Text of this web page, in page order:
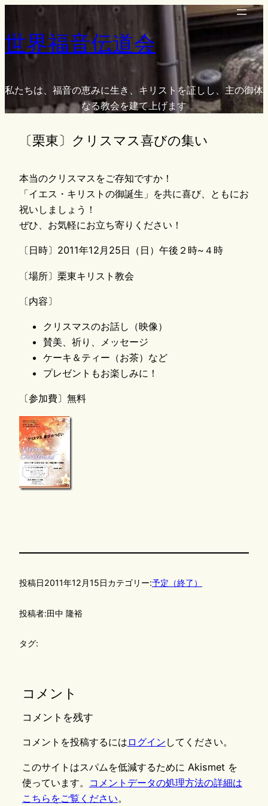
を
ッ
世界福音伝道会
私たちは、福音の恵みに生き、キリストを証しし、主の御体
なる教会を建て上げます
〔栗東〕クリスマス喜びの集い
本当のクリスマスをご存知ですか！
「イエス・キリストの御誕生」を共に喜び、ともにお
祝いしましょう！
ぜひ、お気軽にお立ち寄りください！
〔日時〕2011年12月25日（日）午後２時~４時
〔場所〕栗東キリスト教会
〔内容〕
クリスマスのお話し（映像）
賛美、祈り、メッセージ
ケーキ＆ティー（お茶）など
プレゼントもお楽しみに！
〔参加費〕無料
投稿日2011年12月15日カテゴリー:予定（終了）
投稿者:田中 隆裕
タグ:
コメント
コメントを残す
コメントを投稿するには ログイン してください。
このサイトはスパムを低減するために Akismet を
使っています。
コメントデータの処理方法の詳細は
こちらをご覧ください。